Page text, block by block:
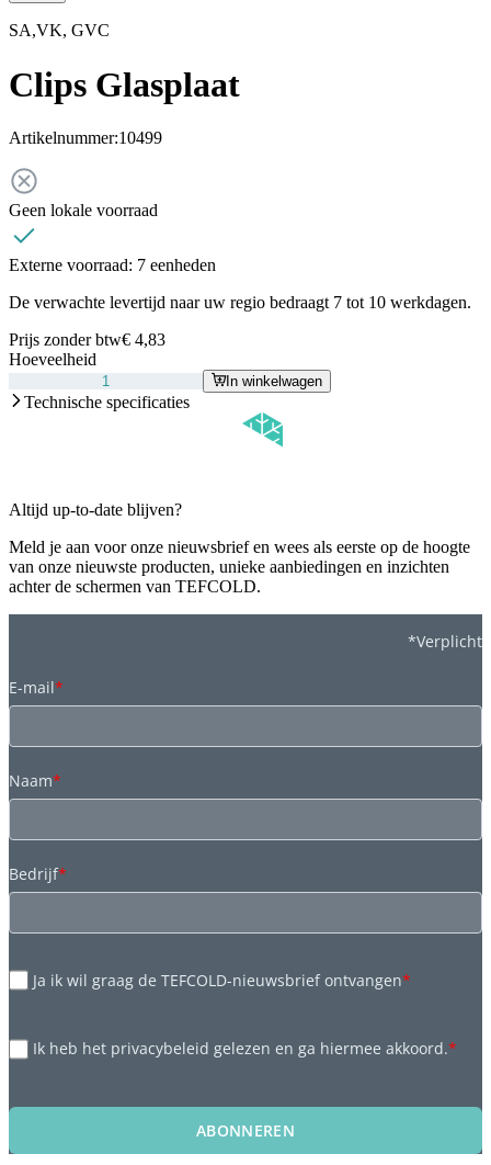
SA,VK, GVC
Clips Glasplaat
Artikelnummer:10499
Geen lokale voorraad
Externe voorraad: 7 eenheden
De verwachte levertijd naar uw regio bedraagt 7 tot 10 werkdagen.
Prijs zonder btw€ 4,83
Hoeveelheid
In winkelwagen
Technische specificaties
Altijd up-to-date blijven?
Meld je aan voor onze nieuwsbrief en wees als eerste op de hoogte
van onze nieuwste producten, unieke aanbiedingen en inzichten
achter de schermen van TEFCOLD.
*Verplicht
E-mail*
Naam*
Bedrijf*
Ja ik wil graag de TEFCOLD-nieuwsbrief ontvangen*
Ik heb het privacybeleid gelezen en ga hiermee akkoord.*
ABONNEREN